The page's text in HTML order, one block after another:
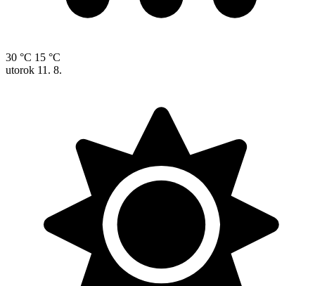
30 °C 15 °C
utorok 11. 8.